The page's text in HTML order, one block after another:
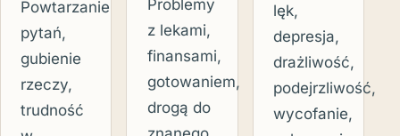
Powtarzanie
pytań,
gubienie
rzeczy,
trudność
Problemy
z lekami,
finansami,
gotowaniem,
drogą do
lęk,
depresja,
drażliwość,
podejrzliwość,
wycofanie,